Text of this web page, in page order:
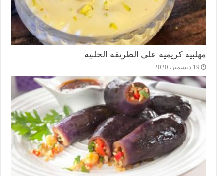
مهلبية كريمية على الطريقة الحلبية
19 ديسمبر، 2020